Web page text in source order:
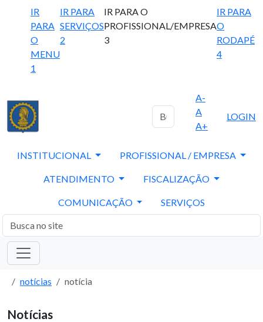
IR
PARA
O
MENU
1
IR PARA
SERVIÇOS
2
IR PARA O
PROFISSIONAL/EMPRESA
3
IR PARA
O
RODAPÉ
4
A-
A
A+
LOGIN
INSTITUCIONAL PROFISSIONAL / EMPRESA
ATENDIMENTO FISCALIZAÇÃO
COMUNICAÇÃO SERVIÇOS
notícias notícia
Notícias